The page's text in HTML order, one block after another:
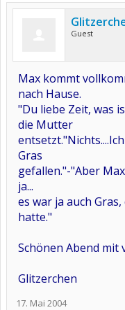
Guest
Max kommt
nach Hause.
"Du liebe Zeit, was
die Mutter
Gras
gefallen."-"Aber
ja...
es war ja auch
hatte."
Schönen Abend mit
Glitzerchen
17. Mai 2004